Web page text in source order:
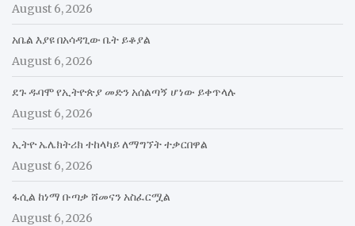
August 6, 2026
አቤል እያዩ በአሳዳጊው ቤት ይቆያል
August 6, 2026
ደጉ ዱባሞ የኢትዮጵያ መድን አሰልጣኝ ሆነው ይቀጥላሉ
August 6, 2026
ኢትዮ ኤሌክትሪክ ተከላካይ ለማግኘት ተቃርበዋል
August 6, 2026
ፋሲል ከነማ ቡጣቃ ሸመናን አስፈርሟል
August 6, 2026